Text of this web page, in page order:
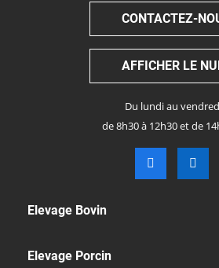
CONTACTEZ-
AFFICHER LE
Du lundi au
de 8h30 à 12h30 et de
Elevage Bovin
Elevage Porcin